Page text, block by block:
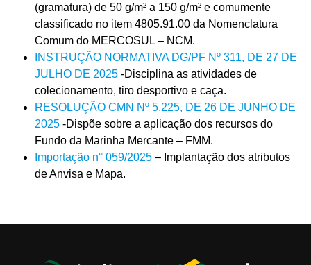
(gramatura) de 50 g/m² a 150 g/m² e comumente
classificado no item 4805.91.00 da Nomenclatura
Comum do MERCOSUL – NCM.
INSTRUÇÃO NORMATIVA DG/PF Nº 311, DE 27 DE
JULHO DE 2025 -Disciplina as atividades de
colecionamento, tiro desportivo e caça.
RESOLUÇÃO CMN Nº 5.225, DE 26 DE JUNHO DE
2025 -Dispõe sobre a aplicação dos recursos do
Fundo da Marinha Mercante – FMM.
Importação n° 059/2025 – Implantação dos atributos
de Anvisa e Mapa.